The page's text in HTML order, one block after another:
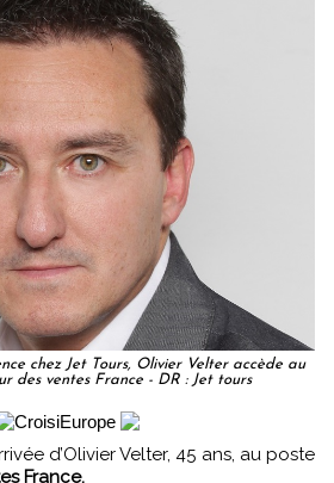
chez Jet Tours, Olivier Velter accède au
des ventes France - DR : Jet tours
France.